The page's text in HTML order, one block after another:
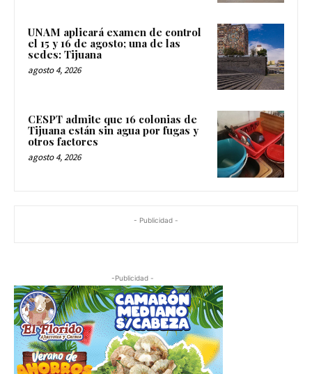
UNAM aplicará examen de control
el 15 y 16 de agosto; una de las
sedes: Tijuana
agosto 4, 2026
CESPT admite que 16 colonias de
Tijuana están sin agua por fugas y
otros factores
agosto 4, 2026
- Publicidad -
-Publicidad -